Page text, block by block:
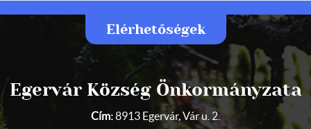
Elérhetőségek
Egervár Község Önkormányzata
Cím:8913 Egervár, Vár u. 2.